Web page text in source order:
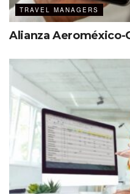
TRAVEL MANAGERS
Alianza